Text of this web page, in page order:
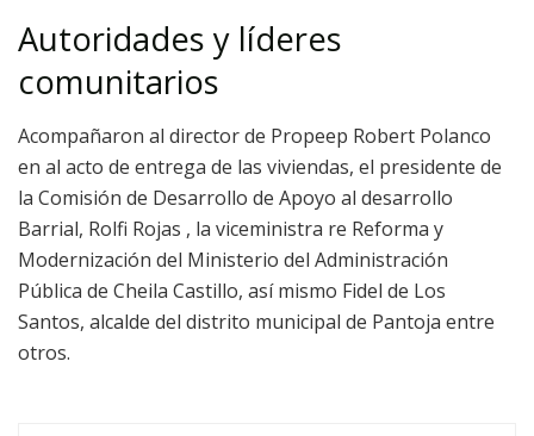
Autoridades y líderes
comunitarios
Acompañaron al director de Propeep Robert Polanco
en al acto de entrega de las viviendas, el presidente de
la Comisión de Desarrollo de Apoyo al desarrollo
Barrial, Rolfi Rojas , la viceministra re Reforma y
Modernización del Ministerio del Administración
Pública de Cheila Castillo, así mismo Fidel de Los
Santos, alcalde del distrito municipal de Pantoja entre
otros.